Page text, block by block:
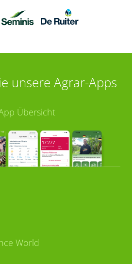
unsere Agrar-Apps
Übersicht
World